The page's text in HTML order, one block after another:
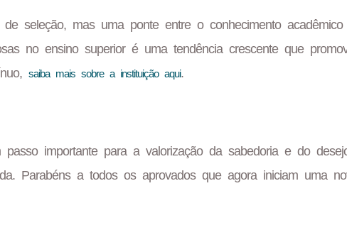
seleção, mas uma ponte entre o conhecimento
no ensino superior é uma tendência crescente que
saiba mais sobre a instituição aqui.
passo importante para a valorização da sabedoria e do
Parabéns a todos os aprovados que agora iniciam uma